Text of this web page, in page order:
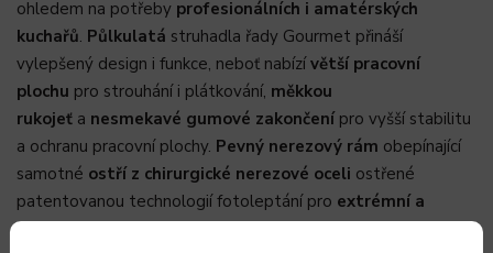
ohledem na potřeby profesionálních i amatérských
kuchařů. Půlkulatá struhadla řady Gourmet přináší
vylepšený design i funkce, neboť nabízí větší pracovní
plochu pro strouhání i plátkování, měkkou
rukojeť a nesmekavé gumové zakončení pro vyšší stabilitu
a ochranu pracovní plochy. Pevný nerezový rám obepínající
samotné ostří z chirurgické nerezové oceli ostřené
patentovanou technologií fotoleptání pro extrémní a
dlouhotrvající ostrost